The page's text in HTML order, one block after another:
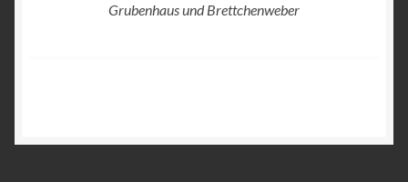
Grubenhaus und Brettchenweber